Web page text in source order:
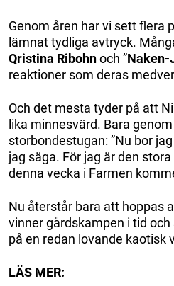
Genom åren har vi sett flera
lämnat tydliga avtryck.
Qristina Ribohnoch ”Naken-
reaktioner som deras
Och det mesta tyder på att
lika minnesvärd. Bara
storbondestugan: ”Nu bor
jag säga. För jag är den
denna vecka i Farmen
Nu återstår bara att hoppas
vinner gårdskampen i tid
på en redan lovande kaotisk
LÄS MER: